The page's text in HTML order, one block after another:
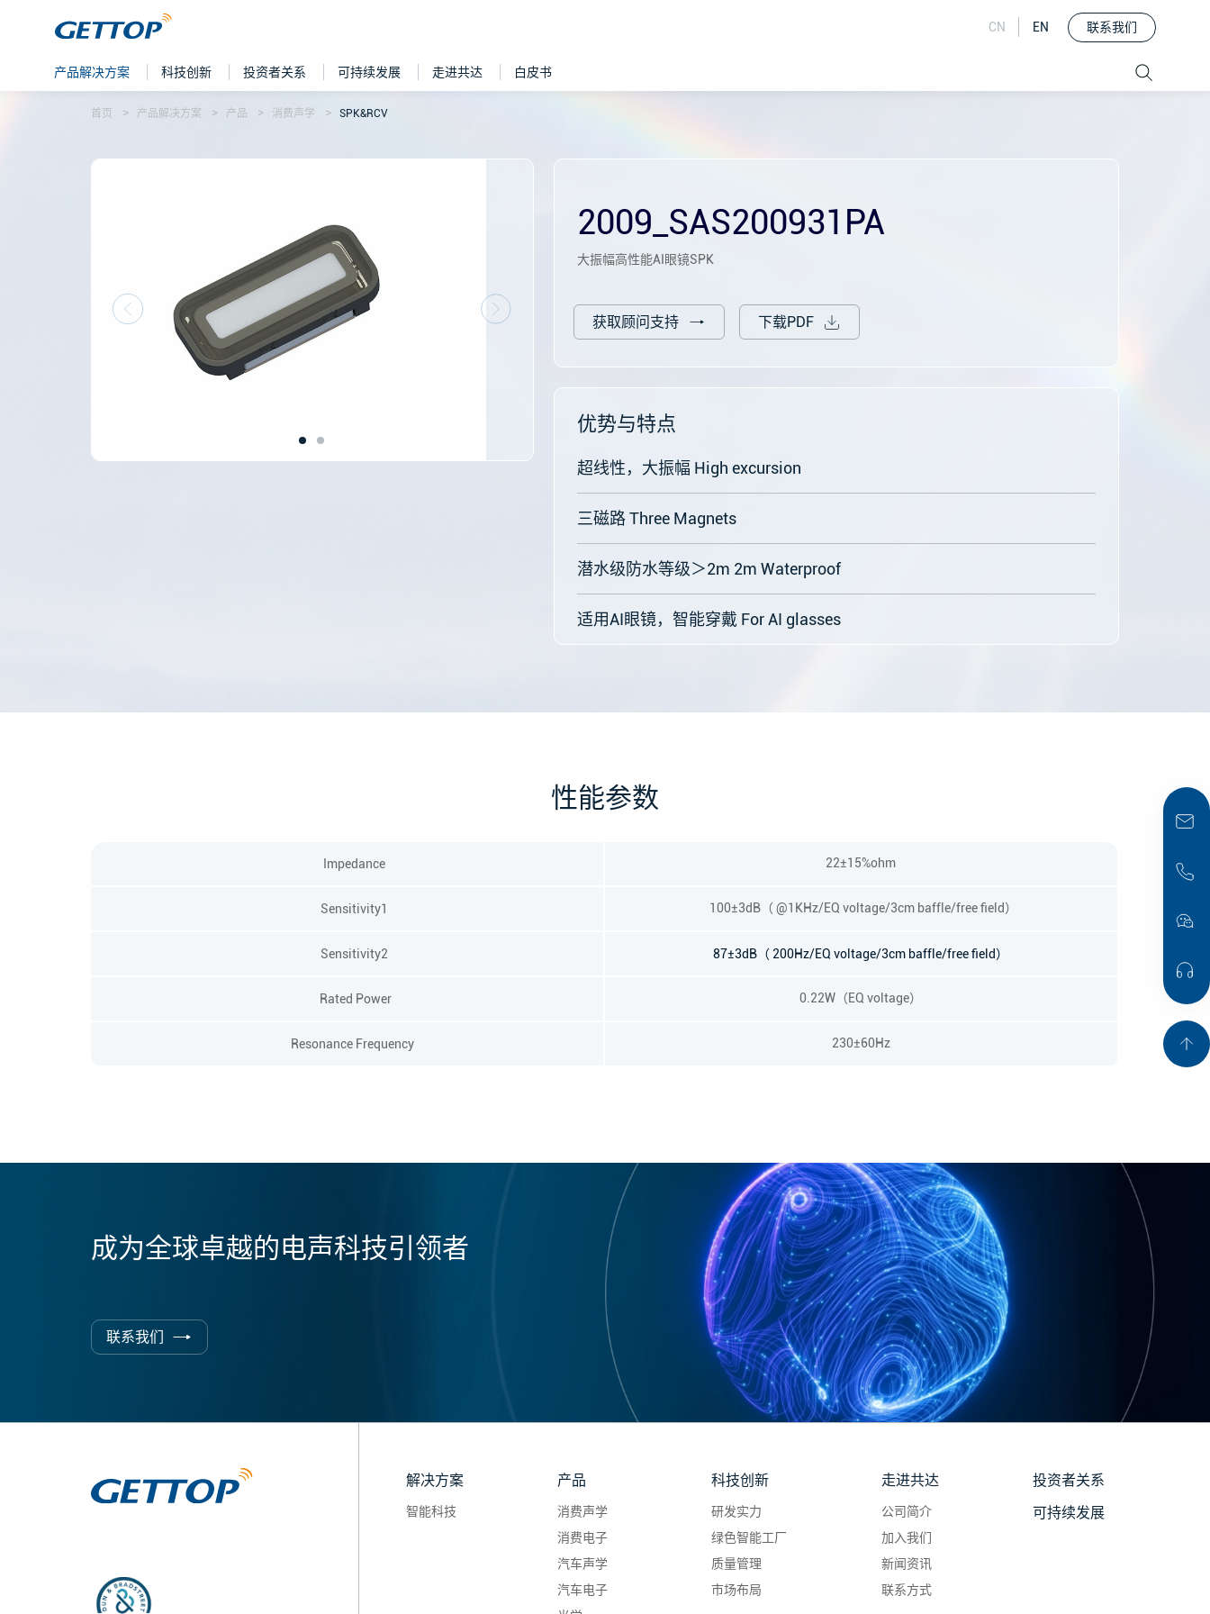
CN EN 联系我们
产品解决方案 科技创新 投资者关系 可持续发展 走进共达 白皮书
首页 产品解决方案 产品 消费声学 SPK&RCV
2009_SAS200931PA
大振幅高性能AI眼镜SPK
获取顾问支持 下载PDF
优势与特点
超线性，大振幅 High excursion
三磁路 Three Magnets
潜水级防水等级＞2m 2m Waterproof
适用AI眼镜，智能穿戴 For AI glasses
性能参数
Impedance 22±15%ohm
Sensitivity1 100±3dB（ @1KHz/EQ voltage/3cm baffle/free field）
Sensitivity2 87±3dB（ 200Hz/EQ voltage/3cm baffle/free field）
Rated Power 0.22W（EQ voltage）
Resonance Frequency 230±60Hz
成为全球卓越的电声科技引领者
联系我们
解决方案
智能科技
产品
消费声学
消费电子
汽车声学
汽车电子
科技创新
研发实力
绿色智能工厂
质量管理
市场布局
走进共达
公司简介
加入我们
新闻资讯
联系方式
投资者关系
可持续发展